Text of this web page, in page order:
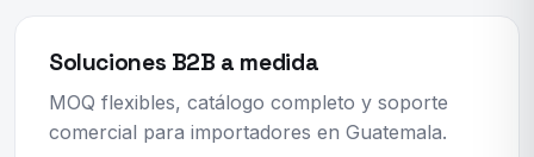
Soluciones B2B a medida
MOQ flexibles, catálogo completo y soporte
comercial para importadores en Guatemala.